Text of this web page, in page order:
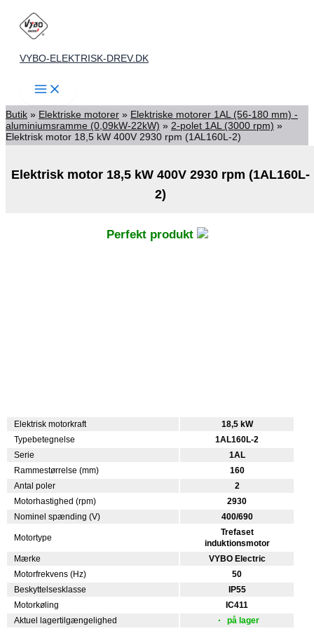
indholdet
VYBO-ELEKTRISK-DREV.DK
Butik » Elektriske motorer » Elektriske motorer 1AL (56-180 mm) -
aluminiumsramme (0,09kW-22kW) » 2-polet 1AL (3000 rpm) »
Elektrisk motor 18,5 kW 400V 2930 rpm (1AL160L-2)
Elektrisk motor 18,5 kW 400V 2930 rpm (1AL160L-
2)
Perfekt produkt
Elektrisk motorkraft
18,5 kW
Typebetegnelse
1AL160L-2
Serie
1AL
Rammestørrelse (mm)
160
Antal poler
2
Motorhastighed (rpm)
2930
Nominel spænding (V)
400/690
Motortype
Trefaset
induktionsmotor
Mærke
VYBO Electric
Motorfrekvens (Hz)
50
Beskyttelsesklasse
IP55
Motorkøling
IC411
Aktuel lagertilgængelighed
på lager